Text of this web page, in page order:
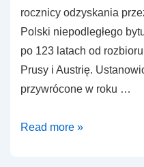
rocznicy odzyskania
Polski niepodległego
po 123 latach od
Prusy i Austrię.
przywrócone w roku …
95
Read more »